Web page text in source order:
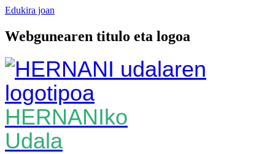
Edukira joan
Webgunearen titulo eta logoa
HERNANIko
Udala